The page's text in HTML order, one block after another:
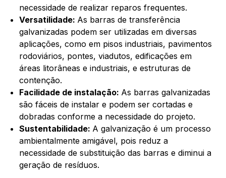
necessidade de realizar reparos frequentes.
Versatilidade: As barras de transferência
galvanizadas podem ser utilizadas em diversas
aplicações, como em pisos industriais, pavimentos
rodoviários, pontes, viadutos, edificações em
áreas litorâneas e industriais, e estruturas de
contenção.
Facilidade de instalação: As barras galvanizadas
são fáceis de instalar e podem ser cortadas e
dobradas conforme a necessidade do projeto.
Sustentabilidade: A galvanização é um processo
ambientalmente amigável, pois reduz a
necessidade de substituição das barras e diminui a
geração de resíduos.